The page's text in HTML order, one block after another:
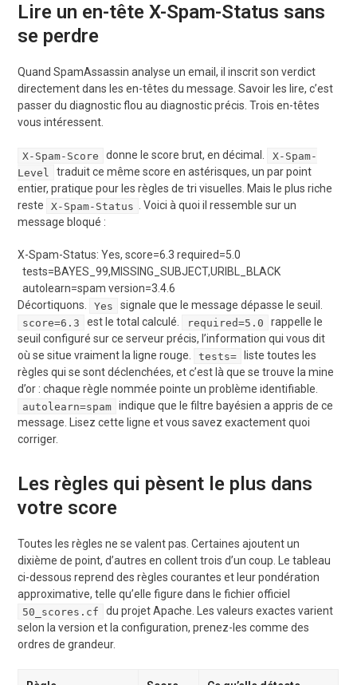
Lire un en-tête X-Spam-Status sans
se perdre
Quand SpamAssassin analyse un email, il inscrit son verdict
directement dans les en-têtes du message. Savoir les lire, c’est
passer du diagnostic flou au diagnostic précis. Trois en-têtes
vous intéressent.
X-Spam-Score donne le score brut, en décimal.
X-Spam-
Level
traduit ce même score en astérisques, un par point
entier, pratique pour les règles de tri visuelles. Mais le plus riche
reste
X-Spam-Status
. Voici à quoi il ressemble sur un
message bloqué :
X-Spam-Status: Yes, score=6.3 required=5.0
  tests=BAYES_99,MISSING_SUBJECT,URIBL_BLACK
Décortiquons.
Yes signale que le message dépasse le seuil.
score=6.3 est le total calculé. required=5.0
rappelle le
seuil configuré sur ce serveur précis, l’information qui vous dit
où se situe vraiment la ligne rouge.
tests=
liste toutes les
règles qui se sont déclenchées, et c’est là que se trouve la mine
d’or : chaque règle nommée pointe un problème identifiable.
autolearn=spam indique que le filtre bayésien a appris de ce
message. Lisez cette ligne et vous savez exactement quoi
corriger.
Les règles qui pèsent le plus dans
votre score
Toutes les règles ne se valent pas. Certaines ajoutent un
dixième de point, d’autres en collent trois d’un coup. Le tableau
ci-dessous reprend des règles courantes et leur pondération
approximative, telle qu’elle figure dans le fichier officiel
50_scores.cf
du projet Apache. Les valeurs exactes varient
selon la version et la configuration, prenez-les comme des
ordres de grandeur.